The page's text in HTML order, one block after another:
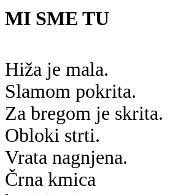
MI SME TU
Hiža je mala.
Slamom pokrita.
Za bregom je skrita.
Obloki strti.
Vrata nagnjena.
Črna kmica